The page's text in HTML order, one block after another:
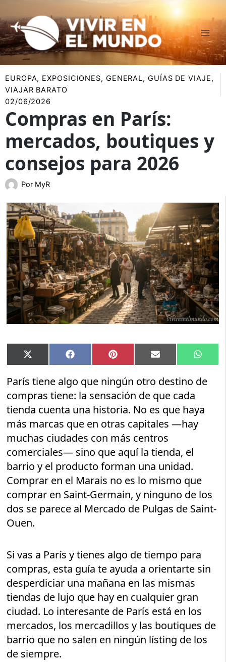
al
contenido
EUROPA, EXPOSICIONES, GENERAL, GUÍAS DE VIAJE,
VIAJAR BARATO
02/06/2026
Compras en París:
mercados, boutiques y
consejos para 2026
Por MyR
Compartir
en
X
(Twitter)
Compartir
en
Facebook Compartir
en
Pinterest Compartir
en
Email
en
París tiene algo que ningún otro destino de
compras tiene: la sensación de que cada
tienda cuenta una historia. No es que haya
más marcas que en otras capitales —hay
muchas ciudades con más centros
comerciales— sino que aquí la tienda, el
barrio y el producto forman una unidad.
Comprar en el Marais no es lo mismo que
comprar en Saint-Germain, y ninguno de los
dos se parece al Mercado de Pulgas de Saint-
Ouen.
Si vas a París y tienes algo de tiempo para
compras, esta guía te ayuda a orientarte sin
desperdiciar una mañana en las mismas
tiendas de lujo que hay en cualquier gran
ciudad. Lo interesante de París está en los
mercados, los mercadillos y las boutiques de
barrio que no salen en ningún lísting de los
de siempre.